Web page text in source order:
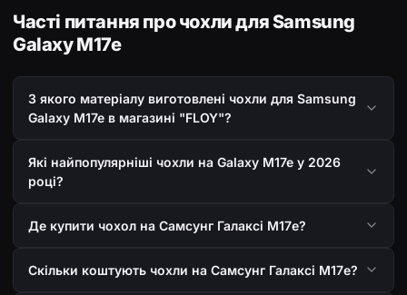
Часті питання про чохли для Samsung
Galaxy M17e
З якого матеріалу виготовлені чохли для Samsung
Galaxy M17e в магазині "FLOY"?
Які найпопулярніші чохли на Galaxy M17e у 2026
році?
Де купити чохол на Самсунг Галаксі М17е?
Скільки коштують чохли на Самсунг Галаксі М17е?